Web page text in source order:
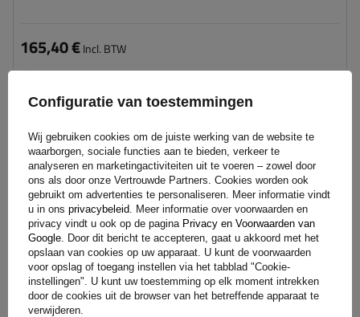
165,40 €Incl. BTW
Product beschikbaar in grote hoeveelheden
We verzenden al
winkelwagen
toevoegen
Configuratie van toestemmingen
Wij gebruiken cookies om de juiste werking van de website te
waarborgen, sociale functies aan te bieden, verkeer te
analyseren en marketingactiviteiten uit te voeren – zowel door
ons als door onze Vertrouwde Partners. Cookies worden ook
gebruikt om advertenties te personaliseren. Meer informatie vindt
u in ons privacybeleid. Meer informatie over voorwaarden en
privacy vindt u ook op de pagina Privacy en Voorwaarden van
Google. Door dit bericht te accepteren, gaat u akkoord met het
opslaan van cookies op uw apparaat. U kunt de voorwaarden
voor opslag of toegang instellen via het tabblad "Cookie-
instellingen". U kunt uw toestemming op elk moment intrekken
door de cookies uit de browser van het betreffende apparaat te
verwijderen.